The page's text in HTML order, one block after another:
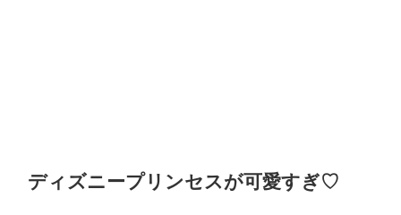
ディズニープリンセスが可愛すぎ♡